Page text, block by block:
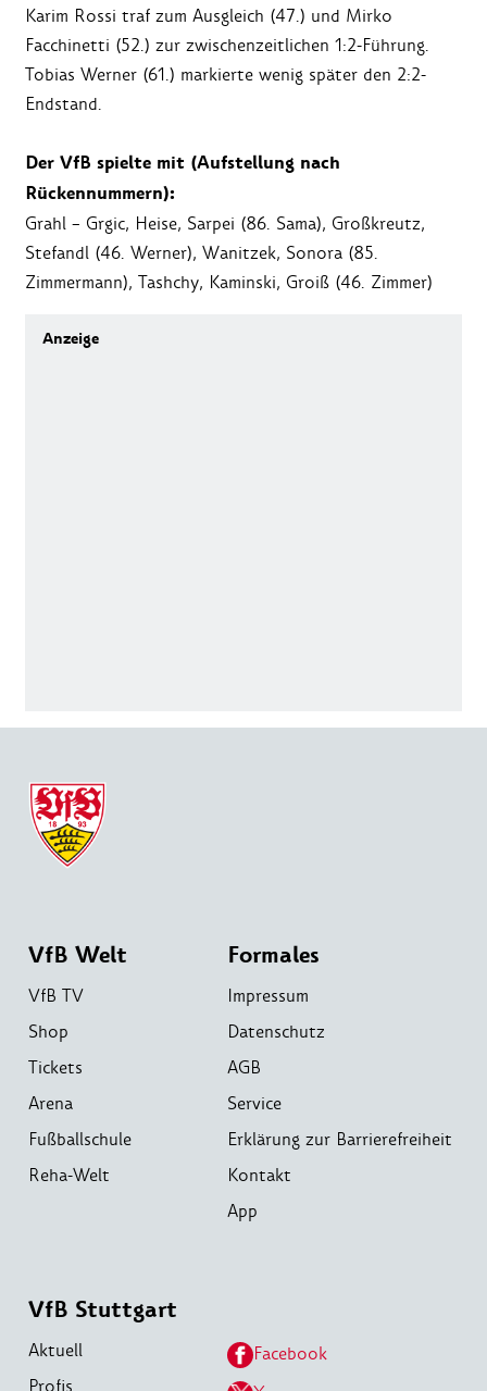
Karim Rossi traf zum Ausgleich (47.) und Mirko
Facchinetti (52.) zur zwischenzeitlichen 1:2-Führung.
Tobias Werner (61.) markierte wenig später den 2:2-
Endstand.
Der VfB spielte mit (Aufstellung nach
Rückennummern):
Grahl – Grgic, Heise, Sarpei (86. Sama), Großkreutz,
Stefandl (46. Werner), Wanitzek, Sonora (85.
Zimmermann), Tashchy, Kaminski, Groiß (46. Zimmer)
VfB Welt
VfB TV
Shop
Tickets
Arena
Fußballschule
Reha-Welt
Formales
Impressum
Datenschutz
AGB
Service
Erklärung zur Barrierefreiheit
Kontakt
App
VfB Stuttgart
Aktuell
Profis
Facebook